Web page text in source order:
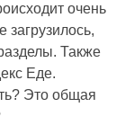
очень
загрузилось,
Также
Еде.
Это общая